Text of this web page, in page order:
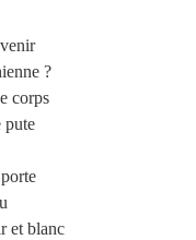
?
corps
pute
et blanc